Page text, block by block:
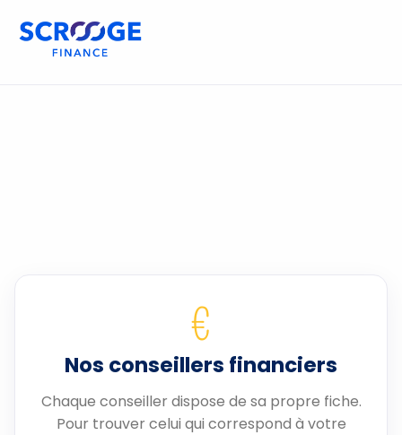
€
Nos conseillers financiers
Chaque conseiller dispose de sa propre fiche.
Pour trouver celui qui correspond à votre